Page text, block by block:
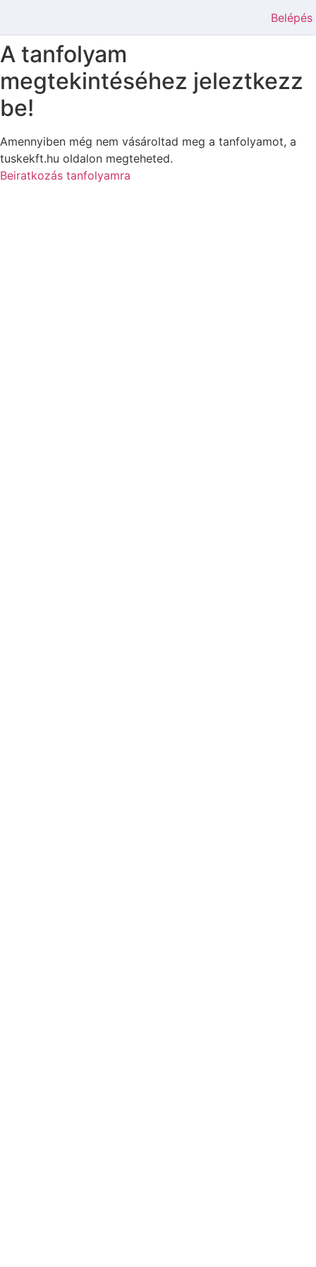
Belépés
A tanfolyam
megtekintéséhez jeleztkezz
be!
Amennyiben még nem vásároltad meg a tanfolyamot, a
tuskekft.hu oldalon megteheted.
Beiratkozás tanfolyamra